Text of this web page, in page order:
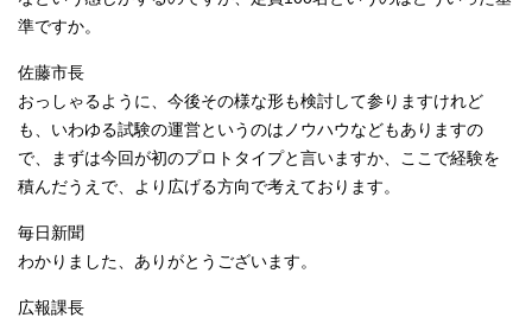
準ですか。
佐藤市長
おっしゃるように、今後その様な形も検討して参りますけれど
も、いわゆる試験の運営というのはノウハウなどもありますの
で、まずは今回が初のプロトタイプと言いますか、ここで経験を
積んだうえで、より広げる方向で考えております。
毎日新聞
わかりました、ありがとうございます。
広報課長